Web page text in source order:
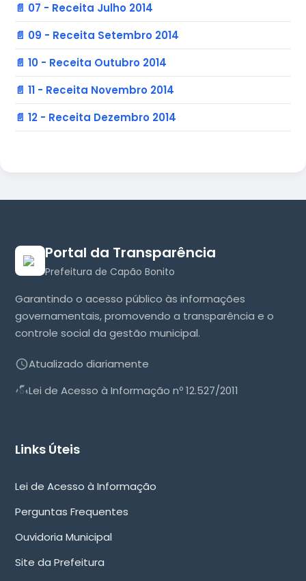
📄 07 - Receita Julho 2014
📄 09 - Receita Setembro 2014
📄 10 - Receita Outubro 2014
📄 11 - Receita Novembro 2014
📄 12 - Receita Dezembro 2014
Portal da Transparência
Prefeitura de Capão Bonito
Garantindo o acesso público às informações
governamentais, promovendo a transparência e o
controle social da gestão municipal.
Atualizado diariamente
Lei de Acesso à Informação nº 12.527/2011
Links Úteis
Lei de Acesso à Informação
Perguntas Frequentes
Ouvidoria Municipal
Site da Prefeitura